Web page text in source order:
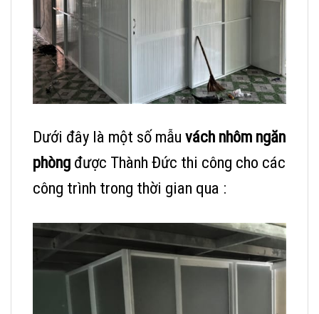
Dưới đây là một số mẫu vách nhôm ngăn
phòng được Thành Đức thi công cho các
công trình trong thời gian qua :